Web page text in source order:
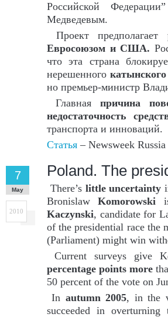
Российской
Медведевым.
Проект предполагает
Евросоюзом и США.
что эта страна
нерешенного
но премьер-министр
Главнаяпричина
недостаточность
транспорта и инноваций.
Статья – Newsweek
Poland. The
7
May
2010
There’s little uncertainty
BronislawKomorowski
Kaczynski, candidate for
of the presidential race the
(Parliament) might win
Current surveys give
percentage points more
50 percent of the vote on
In autumn 2005, in the
succeeded in